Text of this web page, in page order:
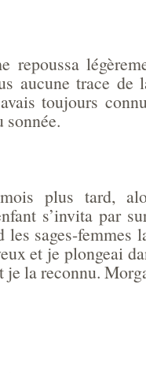
repoussa
aucune trace
toujours
sonnée.
plus tard,
s’invita par
les sages-femmes
et je plongeai
je la reconnu.